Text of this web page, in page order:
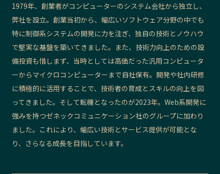
1979年、創業者がコンピューターのシステム会社から独立し、
弊社を設立。創業当初から、幅広いソフトウェア分野の中でも
特に制御系システムの開発に力を注ぎ、独自の技術とノウハウ
で堅実な基盤を築いてきました。また、技術力向上のための設
備投資も惜しまず、当時としては高価だった汎用コンピュータ
ーからマイクロコンピューターまで自社保有。開発や社内研修
に積極的に活用することで、技術者の育成とスキルの向上を図
ってきました。そして転機となったのが2023年。Web系開発に
強みを持つゼネックコミュニケーション社のグループに加わり
ました。これにより、幅広い技術とサービス提供が可能とな
り、さらなる成長を目指しています。